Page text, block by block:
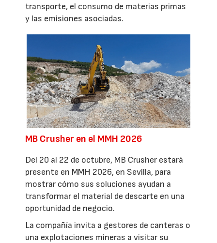
transporte, el consumo de materias primas
y las emisiones asociadas.
MB Crusher en el MMH 2026
Del 20 al 22 de octubre, MB Crusher estará
presente en MMH 2026, en Sevilla, para
mostrar cómo sus soluciones ayudan a
transformar el material de descarte en una
oportunidad de negocio.
La compañía invita a gestores de canteras o
una explotaciones mineras a visitar su